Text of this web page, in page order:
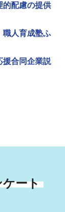
的配慮の提供
職人育成塾ふ
援合同企業説
ート